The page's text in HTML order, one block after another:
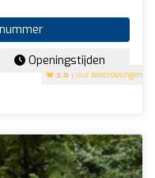
3.8 (180 beoordelingen)
Openingstijden